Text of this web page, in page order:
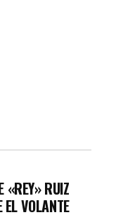
«REY» RUIZ
VOLANTE